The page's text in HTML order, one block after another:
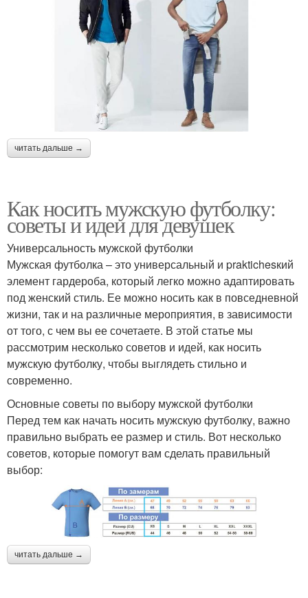
читать дальше →
Как носить мужскую футболку:
советы и идеи для девушек
Универсальность мужской футболки
Мужская футболка – это универсальный и praktichesкий
элемент гардероба, который легко можно адаптировать
под женский стиль. Ее можно носить как в повседневной
жизни, так и на различные мероприятия, в зависимости
от того, с чем вы ее сочетаете. В этой статье мы
рассмотрим несколько советов и идей, как носить
мужскую футболку, чтобы выглядеть стильно и
современно.
Основные советы по выбору мужской футболки
Перед тем как начать носить мужскую футболку, важно
правильно выбрать ее размер и стиль. Вот несколько
советов, которые помогут вам сделать правильный
выбор:
читать дальше →